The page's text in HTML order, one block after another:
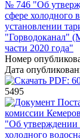
№ 746 "Об
сфере холодного
установлении
"Горводоканал"
части 2020 года"
Номер
Дата
PDF:
5495
комиссии
"Об утверждении
холодного